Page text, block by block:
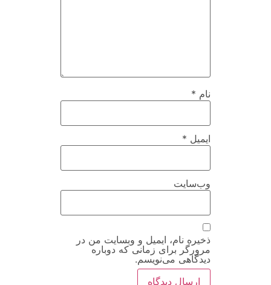
نام*
ایمیل *
وب‌سایت
ذخیره نام، ایمیل و وبسایت من در
مرورگر برای زمانی که دوباره
دیدگاهی می‌نویسم.